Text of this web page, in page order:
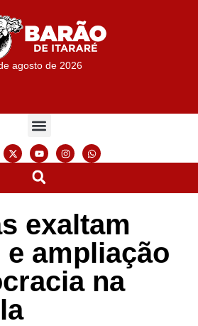
agosto de 2026
exaltam
ampliação
na